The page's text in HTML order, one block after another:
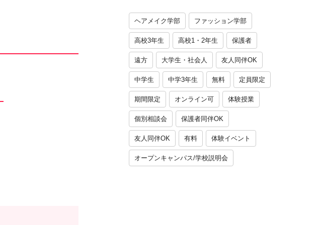
ヘアメイク学部 ファッション学部
高校3年生 高校1・2年生 保護者
遠方 大学生・社会人 友人同伴OK
中学生 中学3年生 無料 定員限定
期間限定 オンライン可 体験授業
個別相談会 保護者同伴OK
友人同伴OK 有料 体験イベント
オープンキャンパス/学校説明会